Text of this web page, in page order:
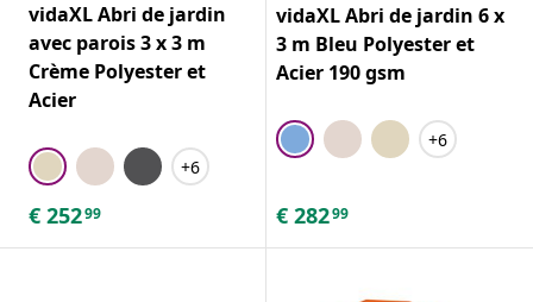
vidaXL Abri de jardin
avec parois 3 x 3 m
Crème Polyester et
Acier
+6
€ 25299
vidaXL Abri de jardin 6 x
3 m Bleu Polyester et
Acier 190 gsm
+6
€ 28299